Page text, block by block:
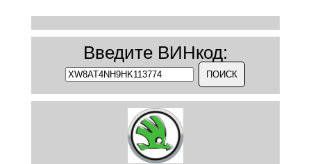
Введите ВИНкод: